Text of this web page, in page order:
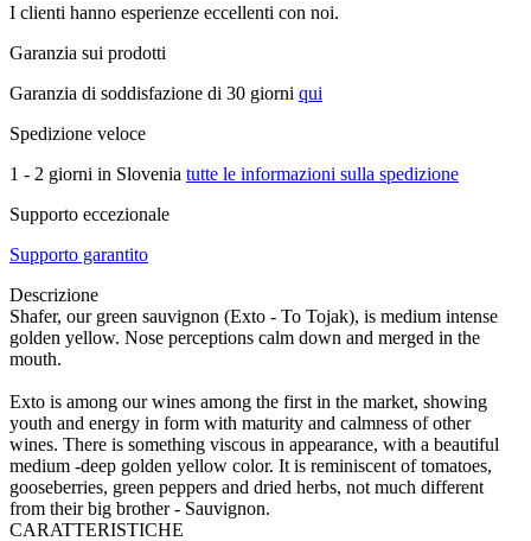
I clienti hanno esperienze eccellenti con noi.
Garanzia sui prodotti
Garanzia di soddisfazione di 30 giorni qui
Spedizione veloce
1 - 2 giorni in Slovenia tutte le informazioni sulla spedizione
Supporto eccezionale
Supporto garantito
Descrizione
Shafer, our green sauvignon (Exto - To Tojak), is medium intense
golden yellow. Nose perceptions calm down and merged in the
mouth.
Exto is among our wines among the first in the market, showing
youth and energy in form with maturity and calmness of other
wines. There is something viscous in appearance, with a beautiful
medium -deep golden yellow color. It is reminiscent of tomatoes,
gooseberries, green peppers and dried herbs, not much different
from their big brother - Sauvignon.
CARATTERISTICHE